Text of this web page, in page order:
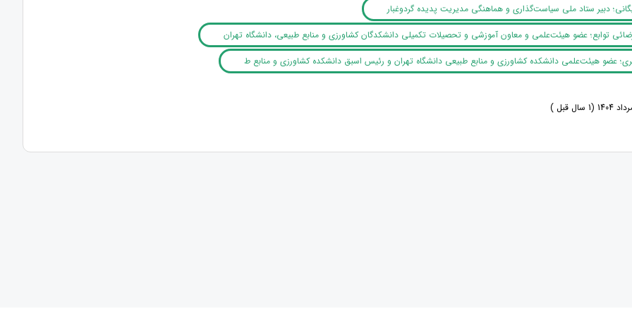
می‏ دهند» اثر آلن برتو، اقتصاددان و برنامه‌ریز شهری و از کارشناسان باسابقه بانک جهانی، و با ترجمه دکتر ابوالحسن
و همکاران توسط انتشارات مرکز پژوهش‏های توسعه و آینده‏نگری منتشر شد.
دبیر ستاد ملی سیاست‌گذاری و هماهنگی مدیریت پدیده گردوغبار
توابع؛ عضو هیئت‌علمی و معاون آموزشی و تحصیلات تکمیلی دانشکدگان کشاورزی و منابع طبیعی، دانشگاه تهران
عضو هیئت‌علمی دانشکده کشاورزی و منابع طبیعی دانشگاه تهران و رئیس اسبق دانشکده کشاورزی و منابع ط